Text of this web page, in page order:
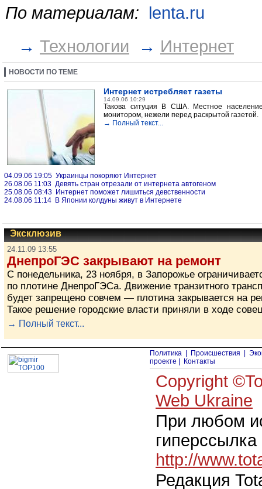
По материалам: lenta.ru
→ Технологии → Интернет
НОВОСТИ ПО ТЕМЕ
Интернет истребляет газеты
14.09.06 10:29
Такова ситуция В США. Местное
монитором, нежели перед раскрытой газетой.
→ Полный текст...
04.09.06 19:05 Украинцы покоряют Интернет
26.08.06 11:03 Девять стран отрезали от интернета автогеном
25.08.06 08:43 Интернет поможет лишиться девственности
24.08.06 11:14 В Японии колдуны живут в Интернете
Эксклюзив
24.11.09 13:55
ДнепроГЭС закрывают на ремонт
С понедельника, 23 ноября, в Запорожье
по плотине ДнепроГЭСа. Движение транзитного
будет запрещено совчем — плотина закрывается на
Такое решение городские власти приняли в ходе
→ Полный текст...
Политика Происшествия
проекте
Контакты
Copyright
Web Ukraine
При любом
http://
Редакция